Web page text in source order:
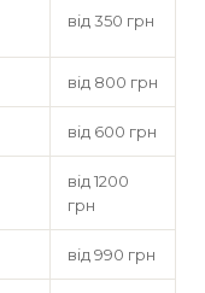
від 350 грн
від 800 грн
від 600 грн
від 1200
грн
від 990 грн